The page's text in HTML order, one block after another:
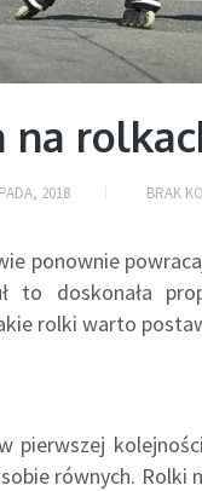
na
2018 BRAK
ponownie
to doskonała
rolki warto
pierwszej
równych. Rolki